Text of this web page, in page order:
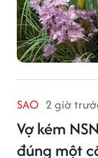
SAO 2 giờ
Vợ kém
đúng một